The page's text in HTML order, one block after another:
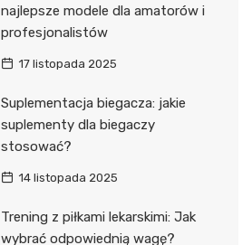
najlepsze modele dla amatorów i
profesjonalistów
17 listopada 2025
Suplementacja biegacza: jakie
suplementy dla biegaczy
stosować?
14 listopada 2025
Trening z piłkami lekarskimi: Jak
wybrać odpowiednią wagę?